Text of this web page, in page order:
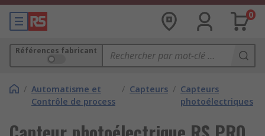
0
Références fabricant
/ Automatisme et
Contrôle de process
/ Capteurs / Capteurs
photoélectriques